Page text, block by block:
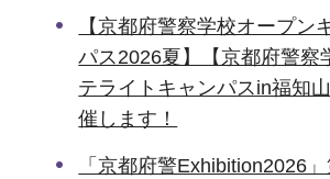
【京都府警察学校オープン
パス2026夏】【京都府警察
テライトキャンパスin福知
催します！
「京都府警Exhibition2026